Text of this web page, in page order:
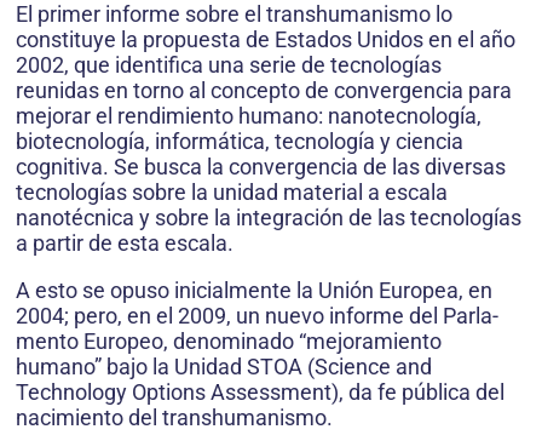
El primer informe sobre el transhumanismo lo
constituye la propuesta de Estados Unidos en el año
2002, que identifica una serie de tecnologías
reunidas en torno al concepto de convergencia para
mejorar el rendimiento humano: nanotecnología,
biotecnología, informática, tecnología y ciencia
cognitiva. Se busca la convergencia de las diversas
tecnologías sobre la unidad material a escala
nanotécnica y sobre la integración de las tecnologías
a partir de esta escala.
A esto se opuso inicialmente la Unión Europea, en
2004; pero, en el 2009, un nuevo informe del Parla­
mento Europeo, denominado “mejoramiento
humano” bajo la Unidad STOA (Science and
Technology Options Assessment), da fe pública del
nacimiento del transhu­manismo.